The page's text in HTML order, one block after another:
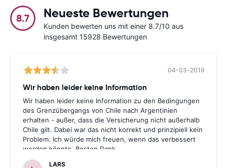
8.7 Neueste Bewertungen
Kunden bewerten uns mit einer 8.7/10 aus
insgesamt 15928 Bewertungen
04-03-2019
Wir haben leider keine Information
Wir haben leider keine Information zu den Bedingungen
des Grenzübergangs von Chile nach Argentinien
erhalten - außer, dass die Versicherung nicht außerhalb
Chile gilt. Dabei war das nicht korrekt und prinzipiell kein
Problem. Ich würde mich freuen, wenn das verbessert
werden könnte. Besten Dank.
LARS